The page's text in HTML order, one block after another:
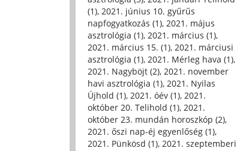
(1), 2021. június 10. gyűrűs
napfogyatkozás (1), 2021. május
asztrológia (1), 2021. március (1),
2021. március 15. (1), 2021. márciusi
asztrológia (1), 2021. Mérleg hava (1),
2021. Nagyböjt (2), 2021. november
havi asztrológia (1), 2021. Nyilas
Újhold (1), 2021. óév (1), 2021.
október 20. Telihold (1), 2021.
október 23. mundán horoszkóp (2),
2021. őszi nap-éj egyenlőség (1),
2021. Pünkösd (1), 2021. szeptemberi